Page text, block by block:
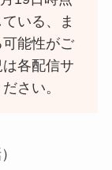
いる、ま
能性がご
各配信サ
さい。